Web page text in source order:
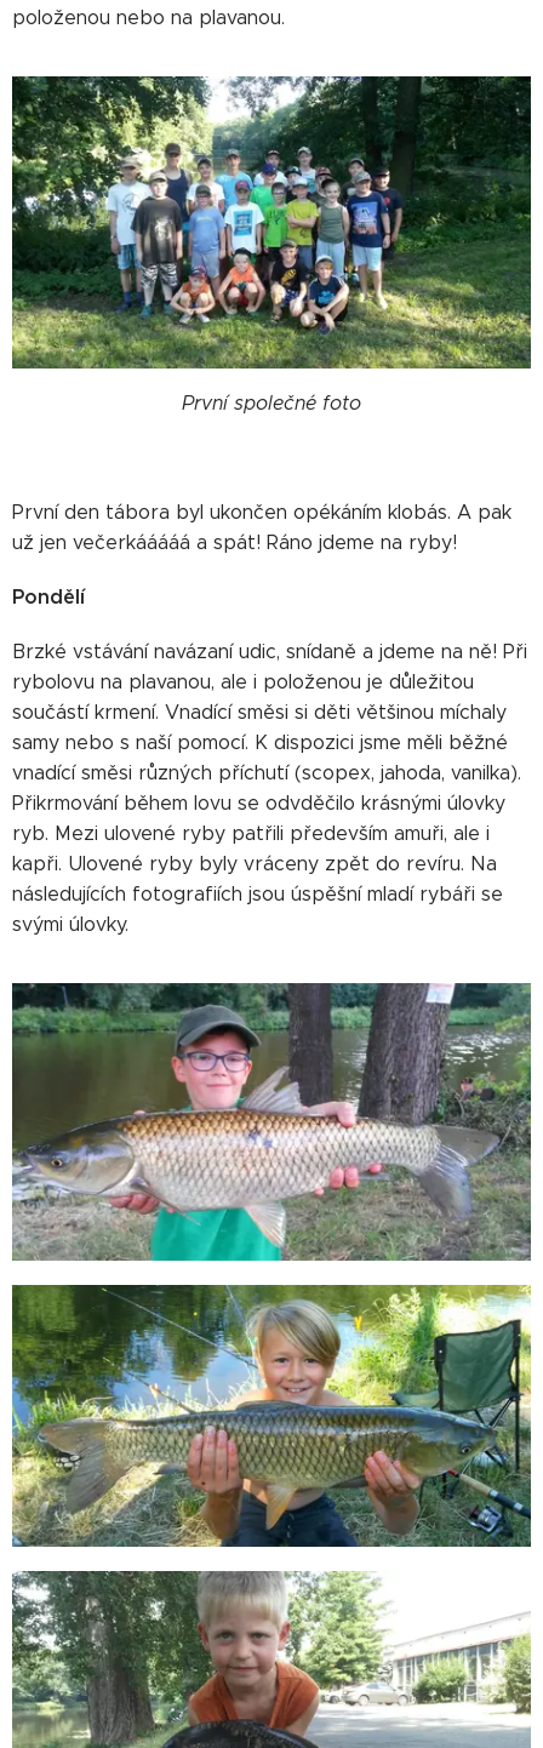
položenou nebo na plavanou.
První společné foto
První den tábora byl ukončen opékáním klobás. A pak
už jen večerkááááá a spát! Ráno jdeme na ryby!
Pondělí
Brzké vstávání navázaní udic, snídaně a jdeme na ně! Při
rybolovu na plavanou, ale i položenou je důležitou
součástí krmení. Vnadící směsi si děti většinou míchaly
samy nebo s naší pomocí. K dispozici jsme měli běžné
vnadící směsi různých příchutí (scopex, jahoda, vanilka).
Přikrmování během lovu se odvděčilo krásnými úlovky
ryb. Mezi ulovené ryby patřili především amuři, ale i
kapři. Ulovené ryby byly vráceny zpět do revíru. Na
následujících fotografiích jsou úspěšní mladí rybáři se
svými úlovky.